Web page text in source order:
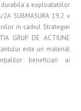
durabila a exploatatiilor
SUBMASURA 19.2 «
in cadrul Strategiei
GRUP DE ACTIUNE
este un material
beneficiari ai